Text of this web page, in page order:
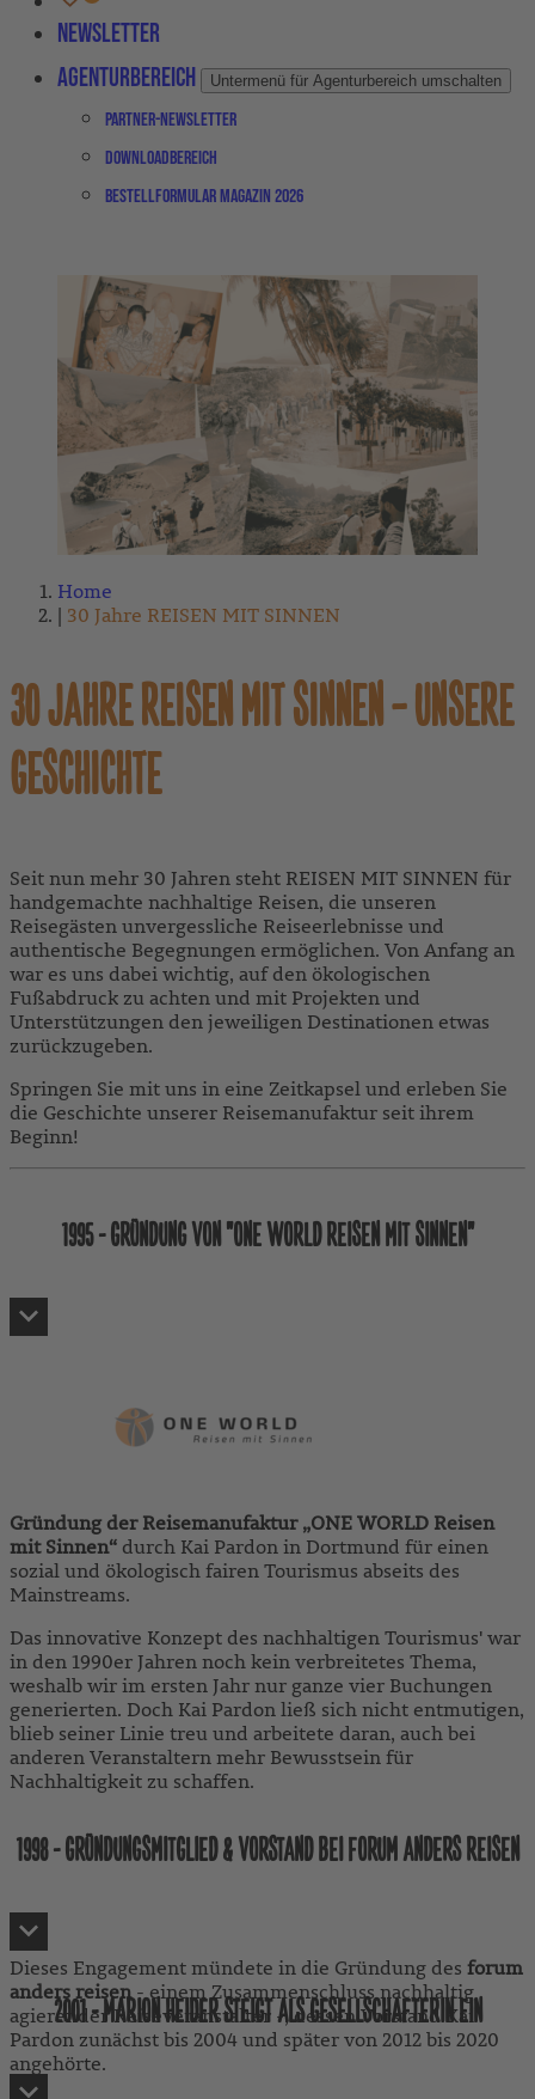
Newsletter
Agenturbereich
Untermenü für Agenturbereich umschalten
Partner-Newsletter
Downloadbereich
Bestellformular Magazin 2026
Home
30 Jahre REISEN MIT SINNEN
30 JAHRE REISEN MIT SINNEN – UNSERE
GESCHICHTE
Seit nun mehr 30 Jahren steht REISEN MIT SINNEN für
handgemachte nachhaltige Reisen, die unseren
Reisegästen unvergessliche Reiseerlebnisse und
authentische Begegnungen ermöglichen. Von Anfang an
war es uns dabei wichtig, auf den ökologischen
Fußabdruck zu achten und mit Projekten und
Unterstützungen den jeweiligen Destinationen etwas
zurückzugeben.
Springen Sie mit uns in eine Zeitkapsel und erleben Sie
die Geschichte unserer Reisemanufaktur seit ihrem
Beginn!
1995 - GRÜNDUNG VON "ONE WORLD REISEN MIT SINNEN"
Gründung der Reisemanufaktur „ONE WORLD Reisen
mit Sinnen“ durch Kai Pardon in Dortmund für einen
sozial und ökologisch fairen Tourismus abseits des
Mainstreams.
Das innovative Konzept des nachhaltigen Tourismus' war
in den 1990er Jahren noch kein verbreitetes Thema,
weshalb wir im ersten Jahr nur ganze vier Buchungen
generierten. Doch Kai Pardon ließ sich nicht entmutigen,
blieb seiner Linie treu und arbeitete daran, auch bei
anderen Veranstaltern mehr Bewusstsein für
Nachhaltigkeit zu schaffen.
1998 - GRÜNDUNGSMITGLIED & VORSTAND BEI FORUM ANDERS REISEN
Dieses Engagement mündete in die Gründung des forum
anders reisen- einem Zusammenschluss nachhaltig
agierender Reiseveranstalter -, dessen Vorstand Kai
Pardon zunächst bis 2004 und später von 2012 bis 2020
angehörte.
2001 - MARION HEIDER STEIGT ALS GESELLSCHAFTERIN EIN